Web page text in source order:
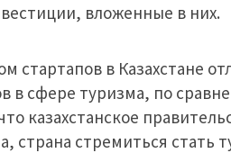
вложенные в них.
стартапов в Казахстане
в сфере туризма, по
казахстанское
страна стремиться стать